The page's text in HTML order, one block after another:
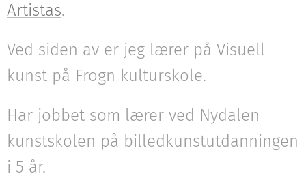
Artistas.
Ved siden av er jeg lærer på Visuell
kunst på Frogn kulturskole.
Har jobbet som lærer ved Nydalen
kunstskolen på billedkunstutdanningen
i 5 år.